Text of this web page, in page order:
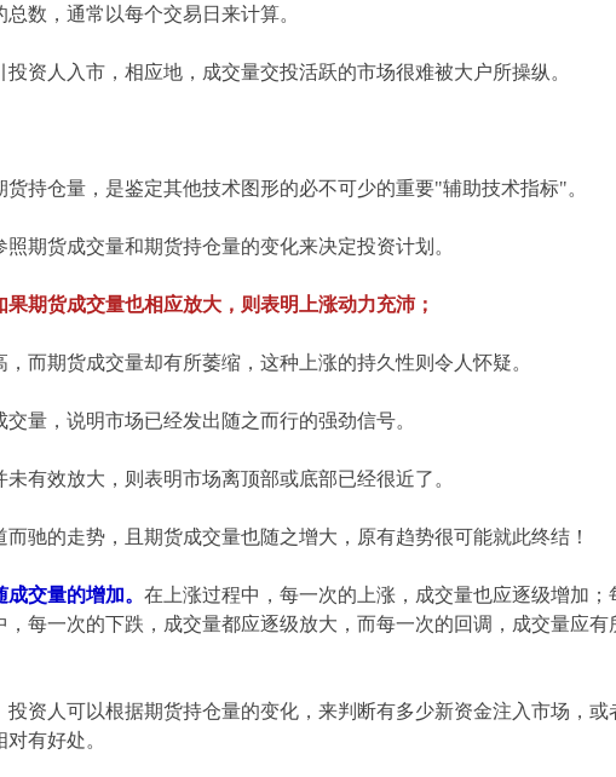
数，通常以每个交易日来计算。
资人入市，相应地，成交量交投活跃的市场很难被大户所操纵。
持仓量，是鉴定其他技术图形的必不可少的重要"辅助技术指标"。
照期货成交量和期货持仓量的变化来决定投资计划。
期货成交量也相应放大，则表明上涨动力充沛；
而期货成交量却有所萎缩，这种上涨的持久性则令人怀疑。
量，说明市场已经发出随之而行的强劲信号。
有效放大，则表明市场离顶部或底部已经很近了。
驰的走势，且期货成交量也随之增大，原有趋势很可能就此终结！
交量的增加。 在上涨过程中，每一次的上涨，成交量也应逐级增加；
每一次的下跌，成交量都应逐级放大，而每一次的回调，成交量应有
资人可以根据期货持仓量的变化，来判断有多少新资金注入市场，或
有好处。